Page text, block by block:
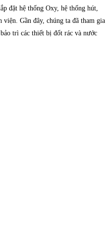
đặt hệ thống Oxy, hệ thống hút,
Gần đây, chúng ta đã tham gia
trì các thiết bị đốt rác và nước